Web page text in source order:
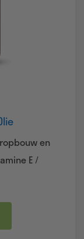
en
E /